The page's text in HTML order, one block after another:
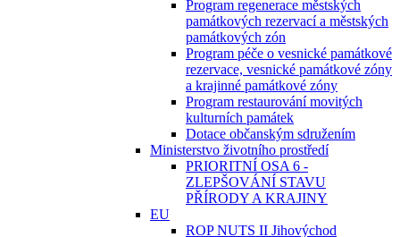
Program regenerace městských
památkových rezervací a městských
památkových zón
Program péče o vesnické památkové
rezervace, vesnické památkové zóny
a krajinné památkové zóny
Program restaurování movitých
kulturních památek
Dotace občanským sdružením
Ministerstvo životního prostředí
PRIORITNÍ OSA 6 -
ZLEPŠOVÁNÍ STAVU
PŘÍRODY A KRAJINY
EU
ROP NUTS II Jihovýchod